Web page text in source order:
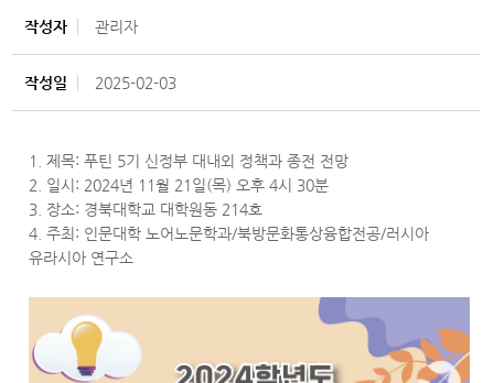
작성자 관리자
작성일 2025-02-03
1. 제목: 푸틴 5기 신정부 대내외 정책과 종전 전망
2. 일시: 2024년 11월 21일(목) 오후 4시 30분
3. 장소: 경북대학교 대학원동 214호
4. 주최: 인문대학 노어노문학과/북방문화통상융합전공/러시아
유라시아 연구소